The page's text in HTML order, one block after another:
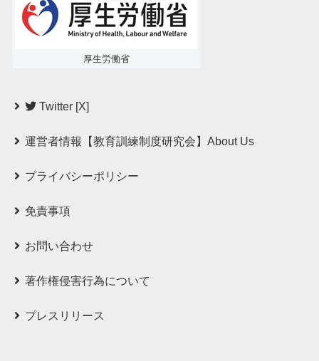
厚生労働省
Twitter [X]
運営者情報【教育訓練制度研究会】About Us
プライバシーポリシー
免責事項
お問い合わせ
著作権侵害行為について
プレスリリース